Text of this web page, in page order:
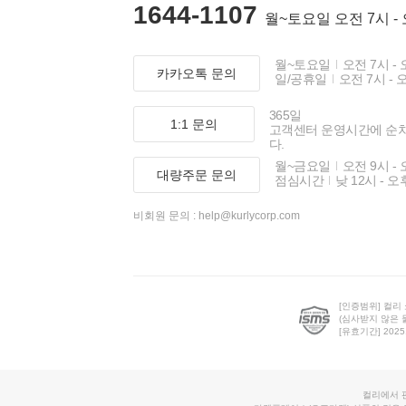
1644-1107 월~토요일 오전 7시 -
카카오톡 문의
월~토요일
오전 7시 -
일/공휴일
오전 7시 -
1:1 문의
365일
고객센터 운영시간에 순
다.
대량주문 문의
월~금요일
오전 9시 -
점심시간
낮 12시 - 오
비회원 문의 : help@kurlycorp.com
[인증범위] 컬리
(심사받지 않은
[유효기간]
컬리에서